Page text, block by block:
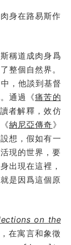
身在路易斯作
稱道成肉身爲
整個自然界。
中，他談到基督
通過《痛苦的
者解釋，效仿
納尼亞傳奇》
想，假如有一
現的世界，要
出現在這裡，
是因爲這個原
on the
在寓言和象徵